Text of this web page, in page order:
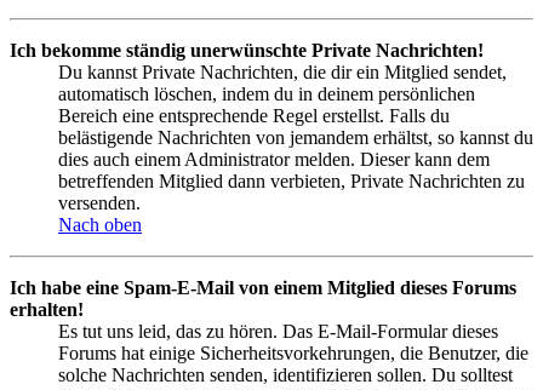
Ich bekomme ständig unerwünschte Private Nachrichten!
Du kannst Private Nachrichten, die dir ein Mitglied sendet,
automatisch löschen, indem du in deinem persönlichen
Bereich eine entsprechende Regel erstellst. Falls du
belästigende Nachrichten von jemandem erhältst, so kannst du
dies auch einem Administrator melden. Dieser kann dem
betreffenden Mitglied dann verbieten, Private Nachrichten zu
versenden.
Nach oben
Ich habe eine Spam-E-Mail von einem Mitglied dieses Forums
erhalten!
Es tut uns leid, das zu hören. Das E-Mail-Formular dieses
Forums hat einige Sicherheitsvorkehrungen, die Benutzer, die
solche Nachrichten senden, identifizieren sollen. Du solltest